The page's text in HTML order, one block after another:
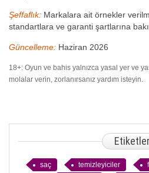
Şeffaflık: Markalara ait örnekler
standartlara ve garanti şartlarına
Güncelleme: Haziran 2026
18+: Oyun ve bahis yalnızca yasal yer ve
molalar verin, zorlanırsanız yardım isteyin.
Etiketler
saç temizleyiciler